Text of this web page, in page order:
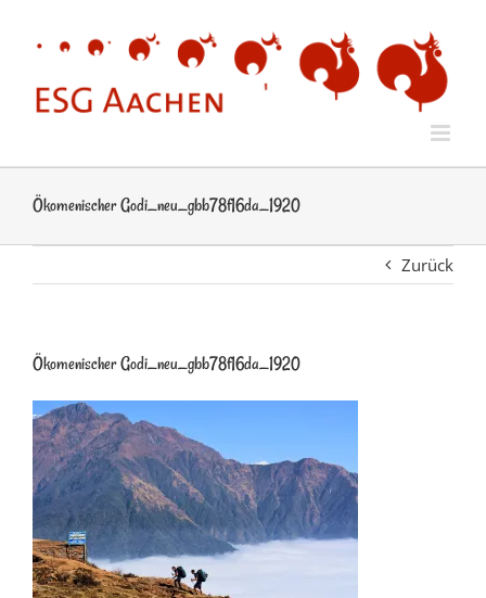
springen
Ökomenischer Godi_neu_gbb78f16da_1920
Zurück
Ökomenischer Godi_neu_gbb78f16da_1920